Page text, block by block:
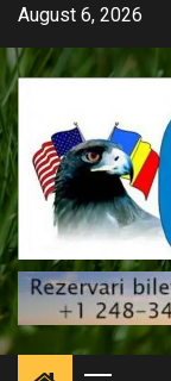
Skip
content
August 6, 2026